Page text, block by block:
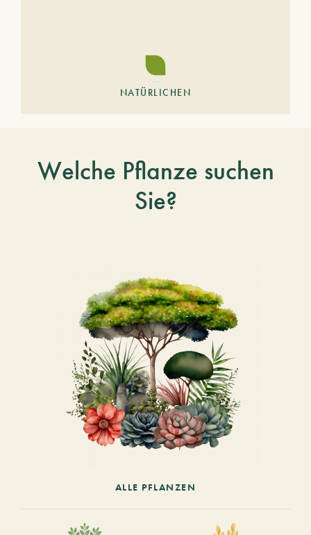
NATÜRLICHEN
Welche Pflanze suchen
Sie?
ALLE PFLANZEN